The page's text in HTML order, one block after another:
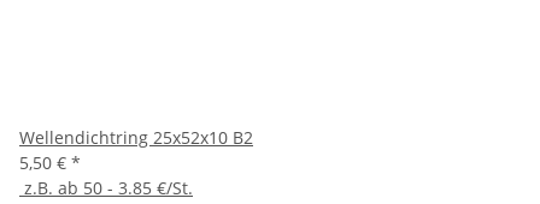
Wellendichtring 25x52x10 B2
5,50 € *
z.B. ab 50 - 3.85 €/St.